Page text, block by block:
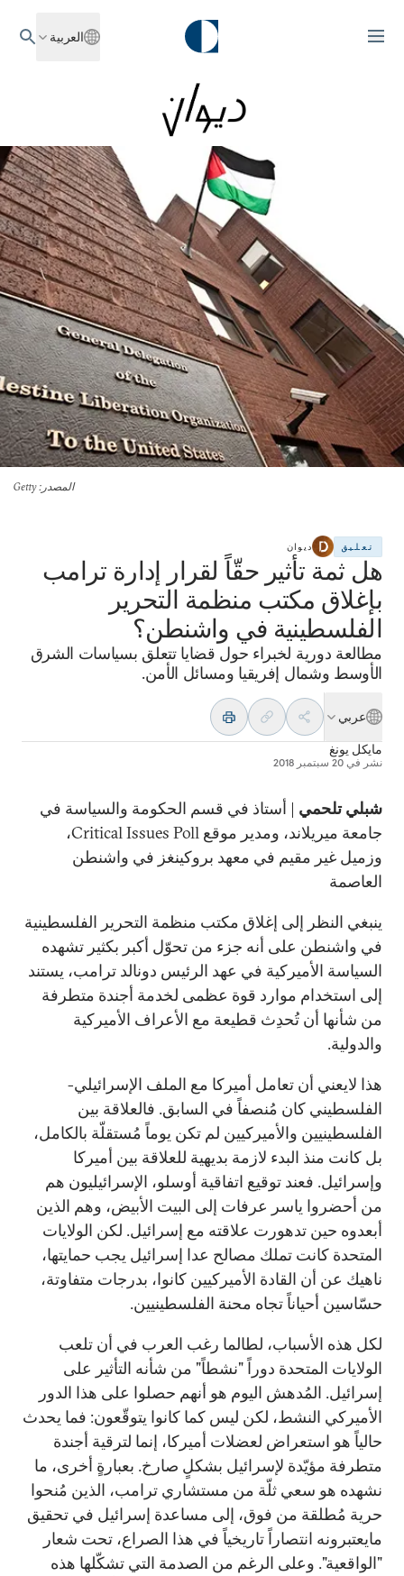
العربية
المصدر : Getty
تعليق ديوان
هل ثمة تأثير حقّاً لقرار إدارة ترامب
بإغلاق مكتب منظمة التحرير
الفلسطينية في واشنطن؟
مطالعة دورية لخبراء حول قضايا تتعلق بسياسات الشرق
الأوسط وشمال إفريقيا ومسائل الأمن.
عربي
مايكل يونغ
نشر في 20 سبتمبر 2018
شبلي تلحمي | أستاذ في قسم الحكومة والسياسة في
جامعة ميريلاند، ومدير موقع Critical Issues Poll،
وزميل غير مقيم في معهد بروكينغز في واشنطن
العاصمة
ينبغي النظر إلى إغلاق مكتب منظمة التحرير الفلسطينية
في واشنطن على أنه جزء من تحوّل أكبر بكثير تشهده
السياسة الأميركية في عهد الرئيس دونالد ترامب، يستند
إلى استخدام موارد قوة عظمى لخدمة أجندة متطرفة
من شأنها أن تُحدِث قطيعة مع الأعراف الأميركية
والدولية.
هذا لايعني أن تعامل أميركا مع الملف الإسرائيلي-
الفلسطيني كان مُنصفاً في السابق. فالعلاقة بين
الفلسطينيين والأميركيين لم تكن يوماً مُستقلّة بالكامل،
بل كانت منذ البدء لازمة بديهية للعلاقة بين أميركا
وإسرائيل. فعند توقيع اتفاقية أوسلو، الإسرائيليون هم
من أحضروا ياسر عرفات إلى البيت الأبيض، وهم الذين
أبعدوه حين تدهورت علاقته مع إسرائيل. لكن الولايات
المتحدة كانت تملك مصالح عدا إسرائيل يجب حمايتها،
ناهيك عن أن القادة الأميركيين كانوا، بدرجات متفاوتة،
حسّاسين أحياناً تجاه محنة الفلسطينيين.
لكل هذه الأسباب، لطالما رغب العرب في أن تلعب
الولايات المتحدة دوراً "نشطاً" من شأنه التأثير على
إسرائيل. المُدهش اليوم هو أنهم حصلوا على هذا الدور
الأميركي النشط، لكن ليس كما كانوا يتوقّعون: فما يحدث
حالياً هو استعراض لعضلات أميركا، إنما لترقية أجندة
متطرفة مؤيّدة لإسرائيل بشكلٍ صارخ. بعبارةٍ أخرى، ما
نشهده هو سعي ثلّة من مستشاري ترامب، الذين مُنحوا
حرية مُطلقة من فوق، إلى مساعدة إسرائيل في تحقيق
مايعتبرونه انتصاراً تاريخياً في هذا الصراع، تحت شعار
"الواقعية". وعلى الرغم من الصدمة التي تشكّلها هذه